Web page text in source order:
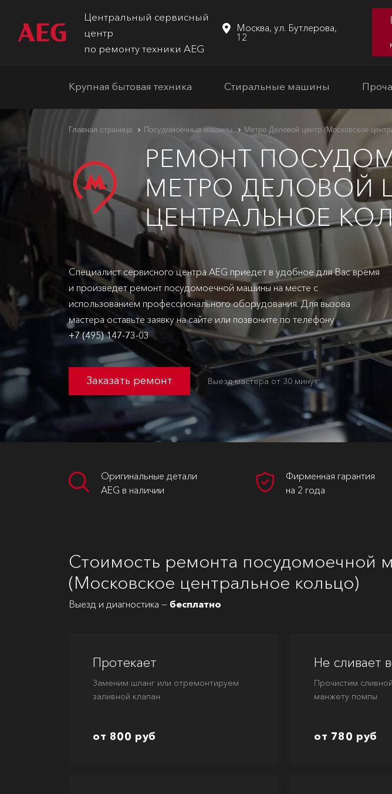
Центральный сервисный
центр
по ремонту техники AEG
Москва, ул. Бутлерова,
12
Крупная бытовая техника Стиральные машины
Главная страница Посудомоечные машины Метро Деловой центр (Московское
РЕМОНТ
МЕТРО ДЕЛОВОЙ
ЦЕНТРАЛЬНОЕ
Специалист сервисного центра AEG приедет в удобное для Вас время
и произведет ремонт посудомоечной машины на месте с
использованием профессионального оборудования. Для вызова
мастера оставьте заявку на сайте или позвоните по телефону
+7 (495) 147-73-03
Заказать ремонт Выезд мастера от 30 минут
Оригинальные детали
AEG в наличии
Фирменная гарантия
на 2 года
Стоимость ремонта
(Московское центральное кольцо)
Выезд и диагностика — бесплатно
Протекает
Заменим шланг или отремонтируем
заливной клапан
от 800 руб
Не сливает
Прочистим
манжету помпы
от 780 руб